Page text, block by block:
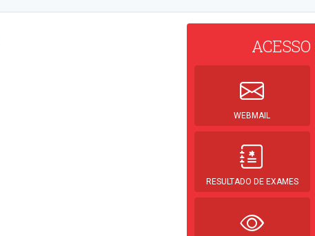
ACESSO
WEBMAIL
RESULTADO DE EXAMES